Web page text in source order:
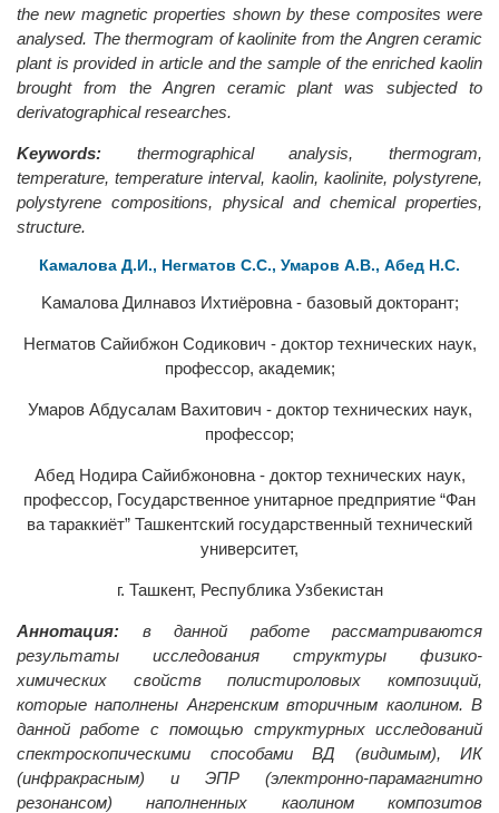
the new magnetic properties shown by these composites were
analysed. The thermogram of kaolinite from the Angren ceramic
plant is provided in article and the sample of the enriched kaolin
brought from the Angren ceramic plant was subjected to
derivatographical researches.
Keywords: thermographical analysis, thermogram,
temperature, temperature interval, kaolin, kaolinite, polystyrene,
polystyrene compositions, physical and chemical properties,
structure.
Камалова Д.И., Негматов С.С., Умаров А.В., Абед Н.С.
Kaмалова Дилнавоз Ихтиёровна - базовый докторант;
Негматов Сайибжон Содикович - доктор технических наук,
профессор, академик;
Умаров Абдусалам Вахитович - доктор технических наук,
профессор;
Абед Нодира Сайибжоновна - доктор технических наук,
профессор, Государственное унитарное предприятие “Фан
ва тараккиёт” Ташкентский государственный технический
университет,
г. Ташкент, Республика Узбекистан
Аннотация: в данной работе рассматриваются
результаты исследования структуры физико-
химических свойств полистироловых композиций,
которые наполнены Ангренским вторичным каолином. В
данной работе с помощью структурных исследований
спектроскопическими способами ВД (видимым), ИК
(инфракрасным) и ЭПР (электронно-парамагнитно
резонансом) наполненных каолином композитов